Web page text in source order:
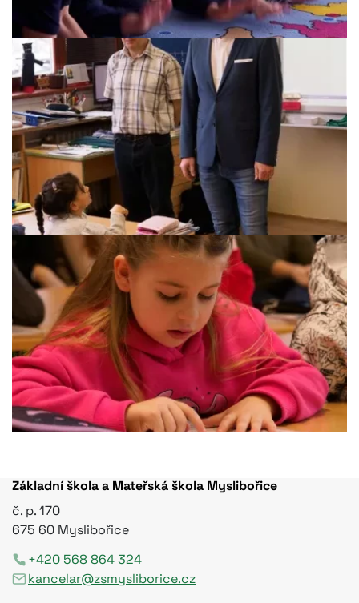
Základní škola a Mateřská škola Myslibořice
č. p. 170
675 60 Myslibořice
+420 568 864 324
kancelar@zsmysliborice.cz